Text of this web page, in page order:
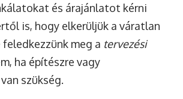
és árajánlatot kérni
is, hogy elkerüljük a váratlan
meg a tervezési
ha építészre vagy
szükség.